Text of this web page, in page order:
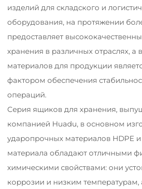
изделий для складского и
оборудования, на протяжении
предоставляет
хранения в различных отраслях, а
материалов для продукции
фактором обеспечения
операций.
Серия ящиков для хранения,
компанией Huadu, в основном
ударопрочных материалов HDPE и
материала обладают отличными
химическими свойствами: они
коррозии и низким